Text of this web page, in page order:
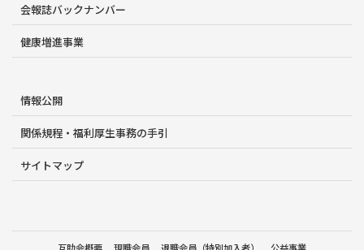
会報誌バックナンバー
健康増進事業
情報公開
関係規程・福利厚生事務の手引
サイトマップ